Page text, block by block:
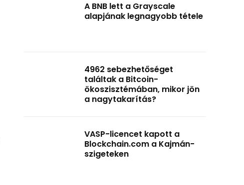
A BNB lett a Grayscale
alapjának legnagyobb tétele
4962 sebezhetőséget
találtak a Bitcoin-
ökoszisztémában, mikor jön
a nagytakarítás?
VASP-licencet kapott a
Blockchain.com a Kajmán-
szigeteken